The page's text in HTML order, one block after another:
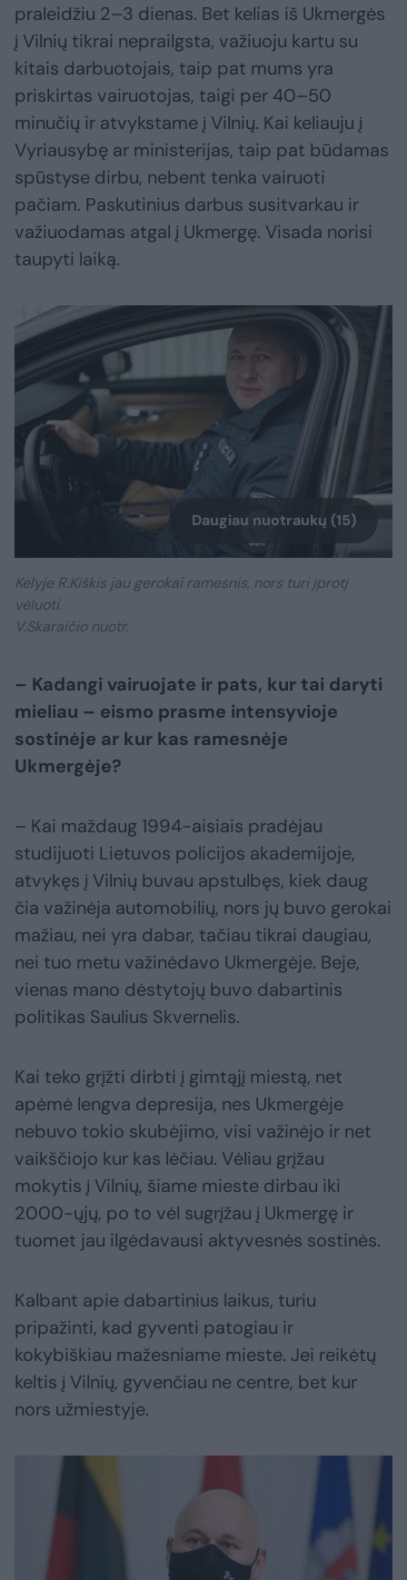
praleidžiu 2–3 dienas. Bet kelias iš Ukmergės
į Vilnių tikrai neprailgsta, važiuoju kartu su
kitais darbuotojais, taip pat mums yra
priskirtas vairuotojas, taigi per 40–50
minučių ir atvykstame į Vilnių. Kai keliauju į
Vyriausybę ar ministerijas, taip pat būdamas
spūstyse dirbu, nebent tenka vairuoti
pačiam. Paskutinius darbus susitvarkau ir
važiuodamas atgal į Ukmergę. Visada norisi
taupyti laiką.
Daugiau nuotraukų (15)
Kelyje R.Kiškis jau gerokai ramesnis, nors turi įprotį
vėluoti.
V.Skaraičio nuotr.
– Kadangi vairuojate ir pats, kur tai daryti
mieliau – eismo prasme intensyvioje
sostinėje ar kur kas ramesnėje
Ukmergėje?
– Kai maždaug 1994-aisiais pradėjau
studijuoti Lietuvos policijos akademijoje,
atvykęs į Vilnių buvau apstulbęs, kiek daug
čia važinėja automobilių, nors jų buvo gerokai
mažiau, nei yra dabar, tačiau tikrai daugiau,
nei tuo metu važinėdavo Ukmergėje. Beje,
vienas mano dėstytojų buvo dabartinis
politikas Saulius Skvernelis.
Kai teko grįžti dirbti į gimtąjį miestą, net
apėmė lengva depresija, nes Ukmergėje
nebuvo tokio skubėjimo, visi važinėjo ir net
vaikščiojo kur kas lėčiau. Vėliau grįžau
mokytis į Vilnių, šiame mieste dirbau iki
2000-ųjų, po to vėl sugrįžau į Ukmergę ir
tuomet jau ilgėdavausi aktyvesnės sostinės.
Kalbant apie dabartinius laikus, turiu
pripažinti, kad gyventi patogiau ir
kokybiškiau mažesniame mieste. Jei reikėtų
keltis į Vilnių, gyvenčiau ne centre, bet kur
nors užmiestyje.